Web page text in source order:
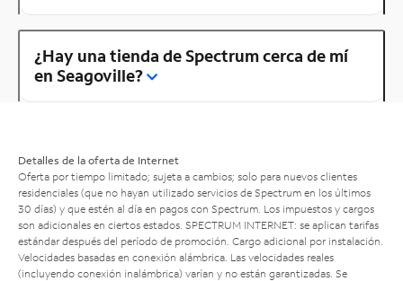
¿Hay una tienda de Spectrum cerca de mí
en Seagoville?
Detalles de la oferta de Internet
Oferta por tiempo limitado; sujeta a cambios; solo para nuevos clientes
residenciales (que no hayan utilizado servicios de Spectrum en los últimos
30 días) y que estén al día en pagos con Spectrum. Los impuestos y cargos
son adicionales en ciertos estados. SPECTRUM INTERNET: se aplican tarifas
estándar después del período de promoción. Cargo adicional por instalación.
Velocidades basadas en conexión alámbrica. Las velocidades reales
(incluyendo conexión inalámbrica) varían y no están garantizadas. Se